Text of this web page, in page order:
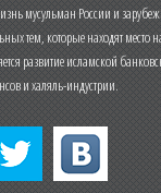
мусульман России и
тем, которые находят место
развитие исламской
и халяль-индустрии.